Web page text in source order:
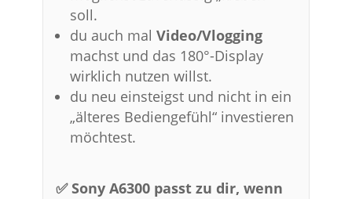
soll.
du auch mal Video/Vlogging
machst und das 180°-Display
wirklich nutzen willst.
du neu einsteigst und nicht in ein
„älteres Bediengefühl“ investieren
möchtest.
✅ Sony A6300 passt zu dir, wenn